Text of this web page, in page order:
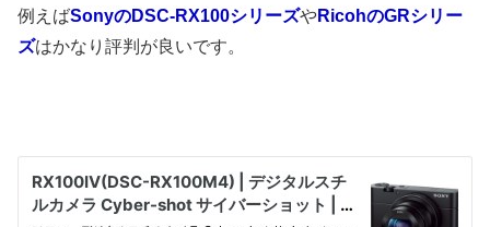
例えばSonyのDSC-RX100シリーズやRicohのGRシリー
ズはかなり評判が良いです。